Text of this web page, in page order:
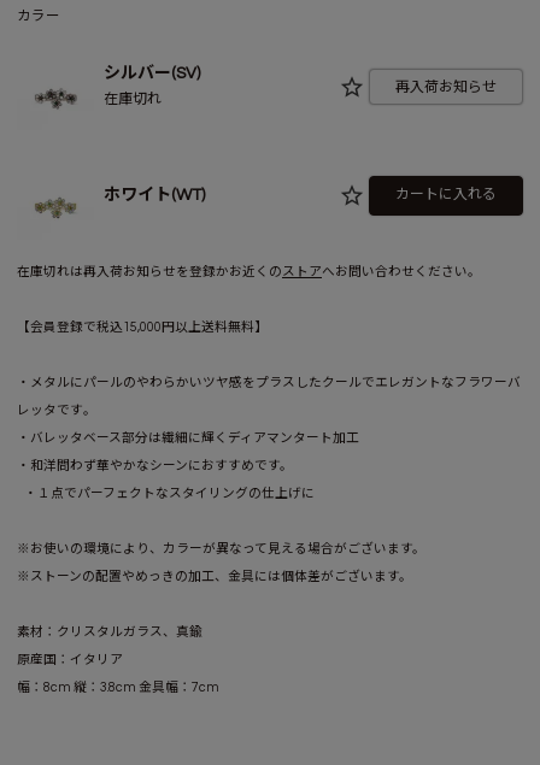
カラー
シルバー(SV)
在庫切れ
再入荷お知らせ
ホワイト(WT) カートに入れる
在庫切れは再入荷お知らせを登録かお近くの ストアへお問い合わせください。
【会員登録で税込15,000円以上送料無料】
・メタルにパールのやわらかいツヤ感を​プラスしたクールでエレガントなフラワーバ
レッタです​。
・バレッタベース部分は繊細に輝くディアマンタート加工​
・和洋問わず華やかなシーンにおすすめです。 ​
・１点でパーフェクトなスタイリングの仕上げに
※お使いの環境により、カラーが異なって見える場合がございます。
※ストーンの配置やめっきの加工、金具には個体差がございます。
素材：クリスタルガラス、真鍮
原産国：イタリア
幅：8cm 縦：3.8cm 金具幅：7cm